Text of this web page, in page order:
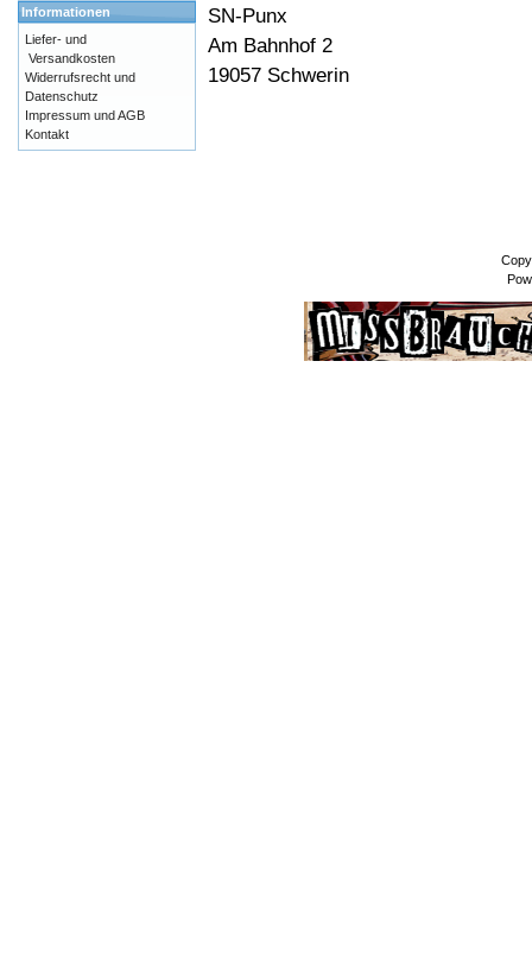
SN-Punx
Am Bahnhof 2
19057 Schwerin
Informationen
Liefer- und
Versandkosten
Widerrufsrecht und
Datenschutz
Impressum und AGB
Kontakt